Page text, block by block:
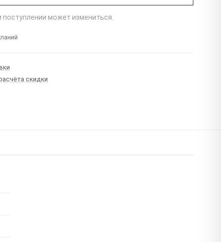
поступлении может измениться.
скидки